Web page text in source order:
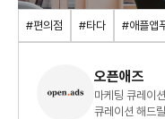
#편의점 #타다 #애플앱
오픈애즈
마케팅 큐레이
큐레이션 해드